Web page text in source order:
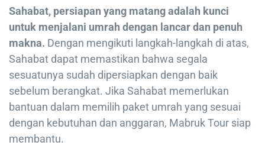
Sahabat, persiapan yang matang adalah kunci
untuk menjalani umrah dengan lancar dan penuh
makna. Dengan mengikuti langkah-langkah di atas,
Sahabat dapat memastikan bahwa segala
sesuatunya sudah dipersiapkan dengan baik
sebelum berangkat. Jika Sahabat memerlukan
bantuan dalam memilih paket umrah yang sesuai
dengan kebutuhan dan anggaran, Mabruk Tour siap
membantu.